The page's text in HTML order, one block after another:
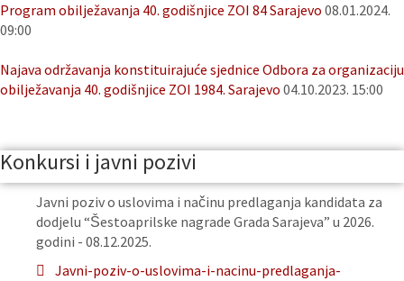
Program obilježavanja 40. godišnjice ZOI 84 Sarajevo 08.01.2024.
09:00
Najava održavanja konstituirajuće sjednice Odbora za organizaciju
obilježavanja 40. godišnjice ZOI 1984. Sarajevo 04.10.2023. 15:00
Konkursi i javni pozivi
Javni poziv o uslovima i načinu predlaganja kandidata za
dodjelu “Šestoaprilske nagrade Grada Sarajeva” u 2026.
godini - 08.12.2025.
Javni-poziv-o-uslovima-i-nacinu-predlaganja-